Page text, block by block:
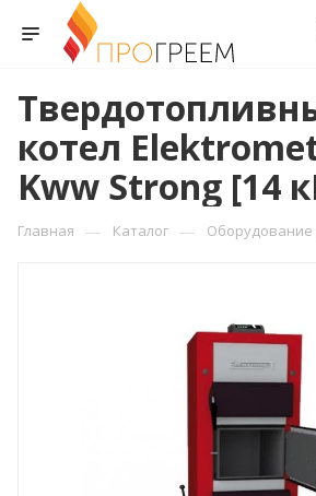
котел
Kww Strong [14
Главная — Каталог — Оборудование